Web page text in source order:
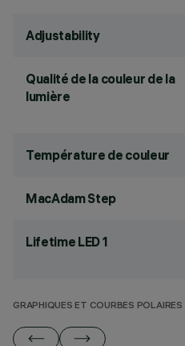
Adjustability
Qualité de la couleur de la
lumière
Température de couleur
MacAdam Step
Lifetime LED 1
GRAPHIQUES ET COURBES POLAIRES